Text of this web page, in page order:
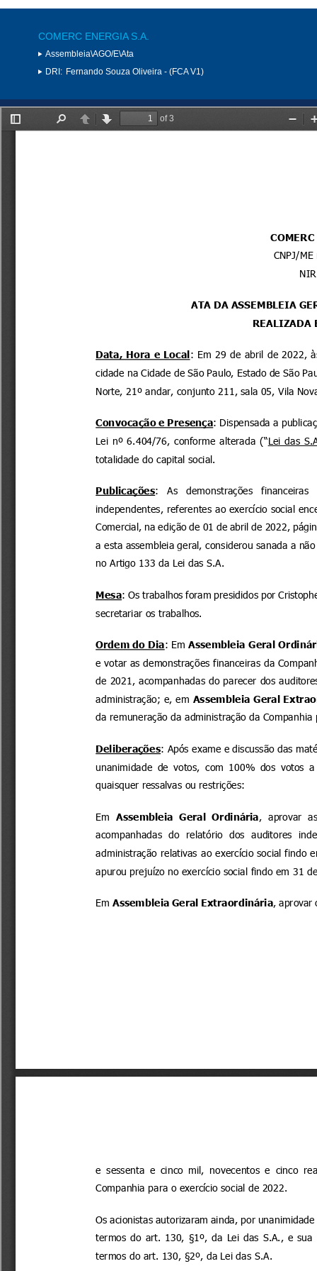
COMERC ENERGIA S.A.
Assembleia\AGO/E\Ata
DRI: Fernando Souza Oliveira - (FCA V1)